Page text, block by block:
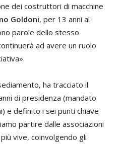
dei costruttori di macchine
Goldoni, per 13 anni al
parole dello stesso
ad avere un ruolo
ha tracciato il
di presidenza (mandato
e definito i sei punti chiave
partire dalle associazioni
vive, coinvolgendo gli